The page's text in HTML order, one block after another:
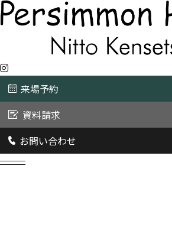
来場予約
資料請求
お問い合わせ